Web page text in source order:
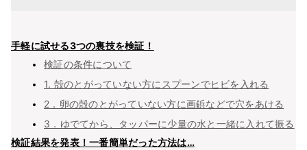
手軽に試せる3つの裏技を検証！
検証の条件について
1. 殻のとがっていない方にスプーンでヒビを入れる
2．卵の殻のとがっていない方に画鋲などで穴をあける
3．ゆでてから、タッパーに少量の水と一緒に入れて振る
検証結果を発表！一番簡単だった方法は…